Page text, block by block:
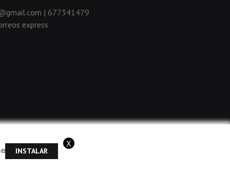
| 677341479
express
INSTALAR
X